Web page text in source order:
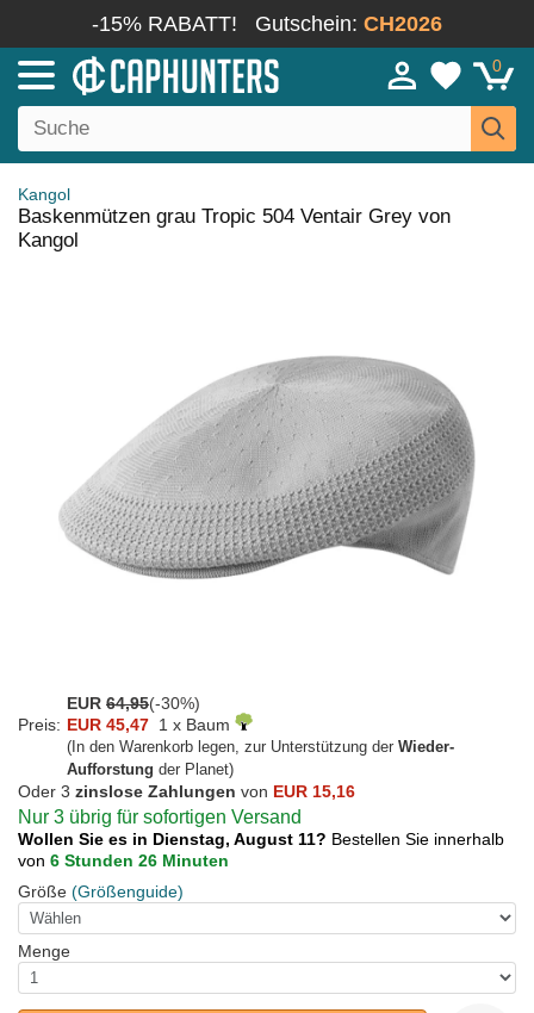
-15% RABATT! Gutschein: CH2026
0
Kangol
Baskenmützen grau Tropic 504 Ventair Grey von
Kangol
EUR 64,95(-30%)
Preis: EUR 45,47 1 x Baum
(In den Warenkorb legen, zur Unterstützung der Wieder-
Aufforstung der Planet)
Oder 3 zinslose Zahlungen von EUR 15,16
Nur 3 übrig für sofortigen Versand
Wollen Sie es in Dienstag, August 11? Bestellen Sie innerhalb
von 6 Stunden 26 Minuten
Größe (Größenguide)
Menge